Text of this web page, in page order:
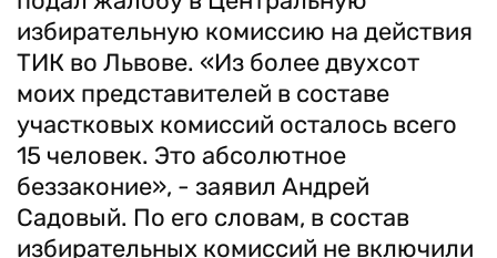
избирательную комиссию на действия
ТИК во Львове. «Из более двухсот
моих представителей в составе
участковых комиссий осталось всего
15 человек. Это абсолютное
беззаконие», - заявил Андрей
Садовый. По его словам, в состав
избирательных комиссий не включили